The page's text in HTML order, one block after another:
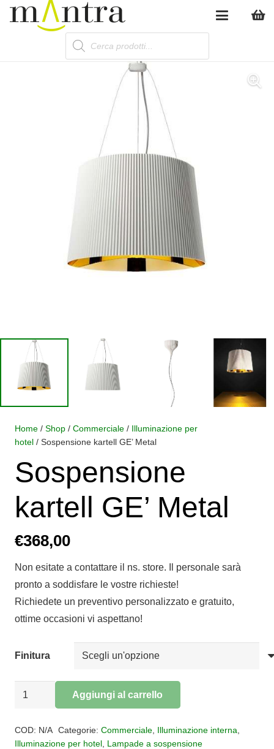
Products
search
Home / Shop / Commerciale / Illuminazione per
hotel / Sospensione kartell GE’ Metal
Sospensione
kartell GE’ Metal
€368,00
Non esitate a contattare il ns. store. Il personale sarà
pronto a soddisfare le vostre richieste!
Richiedete un preventivo personalizzato e gratuito,
ottime occasioni vi aspettano!
Finitura
Sospensione
Metal
Aggiungi al carrello
COD: N/A Categorie: Commerciale, Illuminazione interna
Illuminazione per hotel Lampade a sospensione